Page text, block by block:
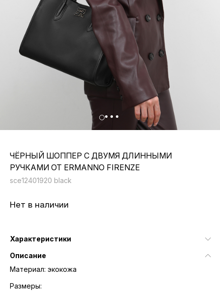
ЧЁРНЫЙ ШОППЕР С ДВУМЯ ДЛИННЫМИ
РУЧКАМИ ОТ ERMANNO FIRENZE
sce12401920 black
Нет в наличии
Характеристики
Описание
Материал: экокожа
Размеры: